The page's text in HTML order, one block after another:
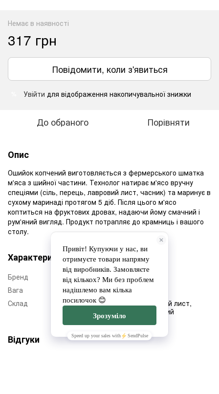
Немає в наявності
317 грн
Повідомити, коли з'явиться
Увійти для відображення накопичувальної знижки
До обраного Порівняти
Опис
Ошийок копчений виготовляється з фермерського шматка
м'яса з шийної частини. Технолог натирає м'ясо вручну
спеціями (сіль, перець, лавровий лист, часник) та маринує в
сухому маринаді протягом 5 діб. Після цього м'ясо
коптиться на фруктових дровах, надаючи йому смачний і
рум'яний вигляд. Продукт потрапляє до крамниць і вашого
столу.
Характеристики
Бренд
ФГ Прометей
Вага
500-1000
Склад
Шийна частина, сіль, лавровий лист,
часник, перець горошок чорний
Відгуки